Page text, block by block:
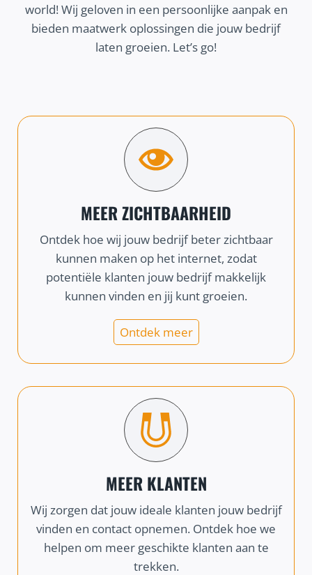
world! Wij geloven in een persoonlijke aanpak en
bieden maatwerk oplossingen die jouw bedrijf
laten groeien. Let’s go!
MEER ZICHTBAARHEID
Ontdek hoe wij jouw bedrijf beter zichtbaar
kunnen maken op het internet, zodat
potentiële klanten jouw bedrijf makkelijk
kunnen vinden en jij kunt groeien.
Ontdek meer
MEER KLANTEN
Wij zorgen dat jouw ideale klanten jouw bedrijf
vinden en contact opnemen. Ontdek hoe we
helpen om meer geschikte klanten aan te
trekken.